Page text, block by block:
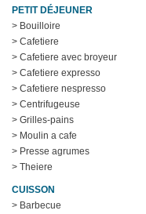
PETIT DÉJEUNER
> Bouilloire
> Cafetiere
> Cafetiere avec broyeur
> Cafetiere expresso
> Cafetiere nespresso
> Centrifugeuse
> Grilles-pains
> Moulin a cafe
> Presse agrumes
> Theiere
CUISSON
> Barbecue